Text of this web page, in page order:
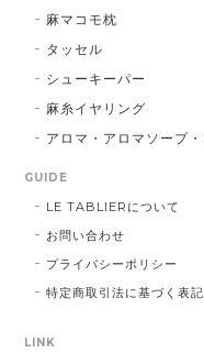
麻マコモ枕
タッセル
シューキーパー
麻糸イヤリング
アロマ・アロマソープ
GUIDE
LE TABLIERについて
お問い合わせ
プライバシーポリシー
特定商取引法に基づく表記
LINK